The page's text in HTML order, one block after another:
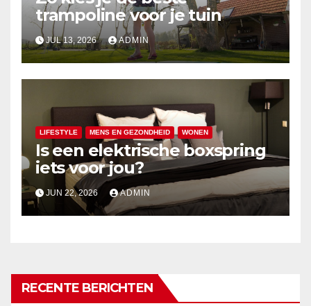
trampoline voor je tuin
JUL 13, 2026 ADMIN
LIFESTYLE MENS EN GEZONDHEID WONEN
Is een elektrische boxspring
iets voor jou?
JUN 22, 2026 ADMIN
RECENTE BERICHTEN